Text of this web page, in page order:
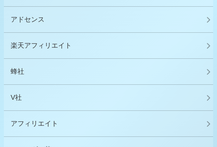
アドセンス
楽天アフィリエイト
蜂社
V社
アフィリエイト